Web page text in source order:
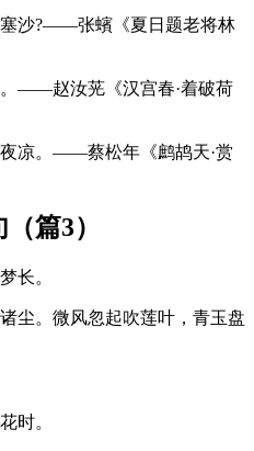
沙?——张蠙《夏日题老将林
——赵汝茪《汉宫春·着破荷
凉。——蔡松年《鹧鸪天·赏
篇3）
长。
尘。微风忽起吹莲叶，青玉盘
时。